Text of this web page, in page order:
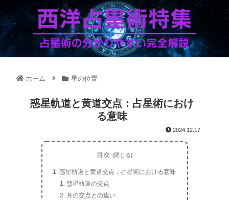
ホーム 星の位置
惑星軌道と黄道交点：占星術におけ
る意味
2024.12.17
目次
惑星軌道と黄道交点：占星術における意味
惑星軌道の交点
月の交点との違い